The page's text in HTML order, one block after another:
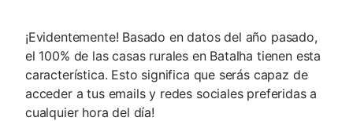
¡Evidentemente! Basado en datos del año pasado,
el 100% de las casas rurales en Batalha tienen esta
característica. Esto significa que serás capaz de
acceder a tus emails y redes sociales preferidas a
cualquier hora del día!